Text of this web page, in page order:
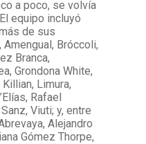
a poco, se volvía
equipo incluyó
de sus
Bróccoli,
Branca,
Grondona White,
Limura,
Rafael
Viuti; y, entre
Alejandro
Gómez Thorpe,